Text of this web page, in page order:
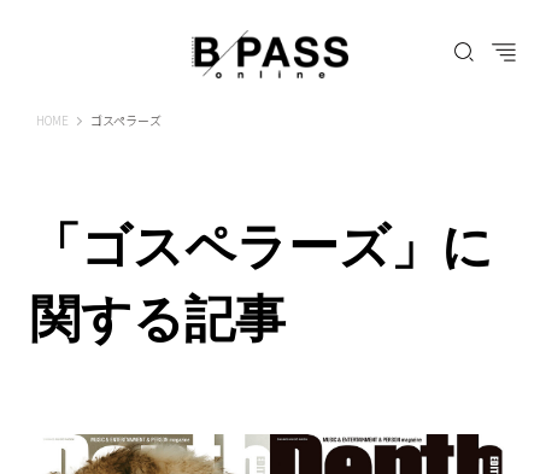
HOME B-PASS ONLINE
ゴスペラーズ
「ゴスペラーズ」に
関する記事